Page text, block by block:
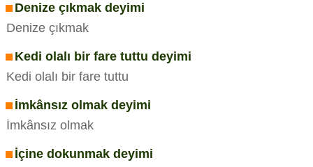
Denize çıkmak deyimi
Denize çıkmak
Kedi olalı bir fare tuttu deyimi
Kedi olalı bir fare tuttu
İmkânsız olmak deyimi
İmkânsız olmak
İçine dokunmak deyimi